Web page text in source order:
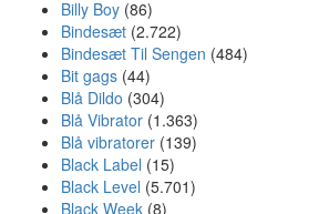
Billy Boy (86)
Bindesæt (2.722)
Bindesæt Til Sengen (484)
Bit gags (44)
Blå Dildo (304)
Blå Vibrator (1.363)
Blå vibratorer (139)
Black Label (15)
Black Level (5.701)
Black Week (8)